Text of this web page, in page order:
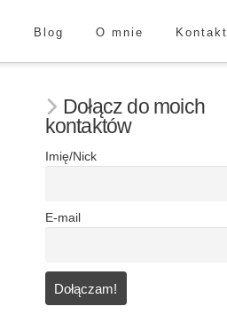
Blog O mnie Kontakt
Dołącz do moich
kontaktów
Imię/Nick
E-mail